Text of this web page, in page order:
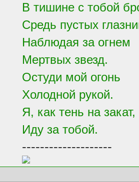
В тишине с тобой
Средь пустых
Наблюдая за огнем
Мертвых звезд.
Остуди мой огонь
Холодной рукой.
Я, как тень на закат,
Иду за тобой.
--------------------